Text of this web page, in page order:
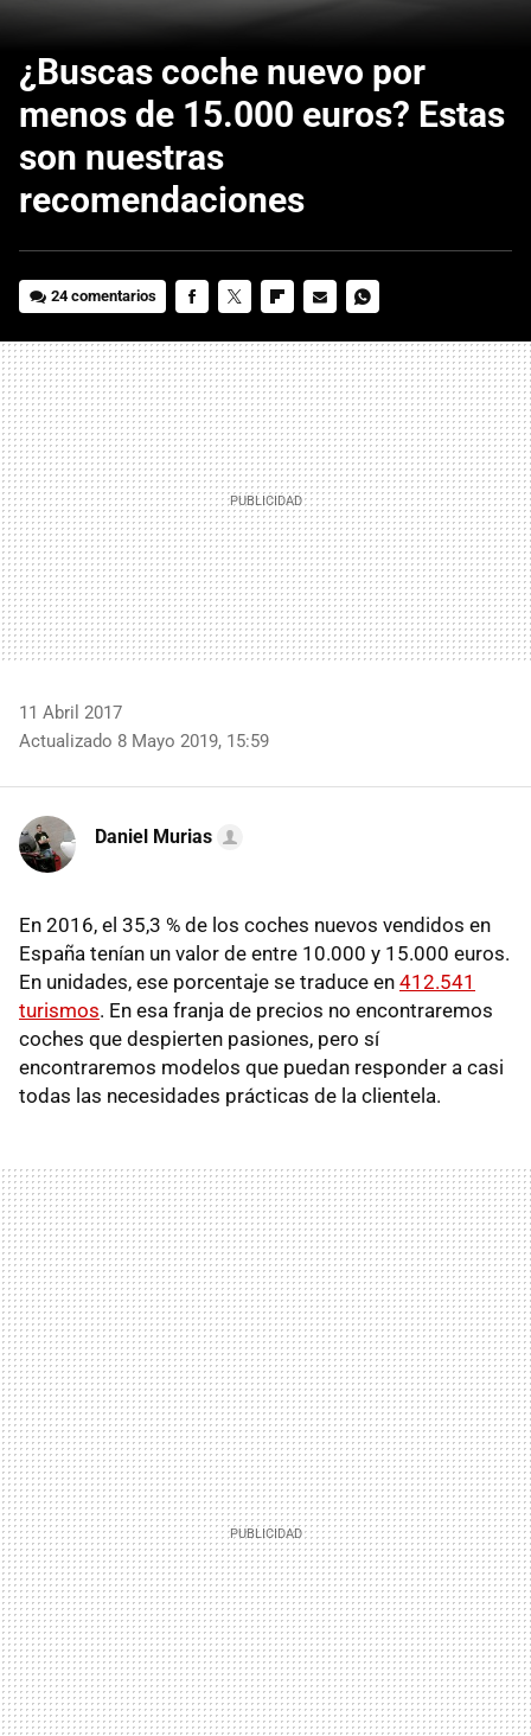
¿Buscas coche nuevo por
menos de 15.000 euros? Estas
son nuestras
recomendaciones
24 comentarios
MAIL
11 Abril 2017
Actualizado 8 Mayo 2019, 15:59
Daniel Murias
En 2016, el 35,3 % de los coches nuevos vendidos en
España tenían un valor de entre 10.000 y 15.000 euros.
En unidades, ese porcentaje se traduce en 412.541
turismos. En esa franja de precios no encontraremos
coches que despierten pasiones, pero sí
encontraremos modelos que puedan responder a casi
todas las necesidades prácticas de la clientela.